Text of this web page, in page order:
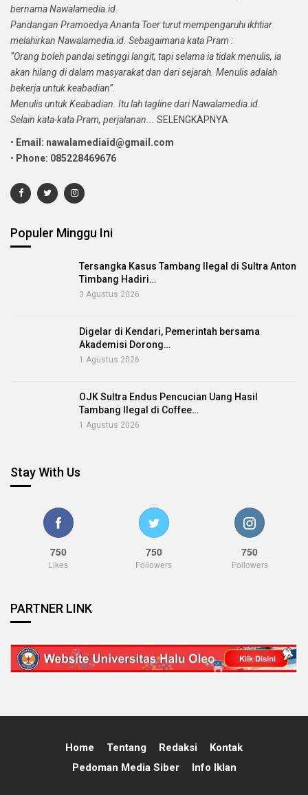
bernama Nawalamedia.id.
Pandangan Pramoedya Ananta Toer turut mempengaruhi ikhtiar
melahirkan Nawalamedia.id. Sebagaimana kata Pram :
“Orang boleh pandai setinggi langit, tapi selama ia tidak menulis, ia
akan hilang di dalam masyarakat dan dari sejarah. Menulis adalah
bekerja untuk keabadian”.
Menulis untuk Keabadian. Itu lah tagline dari Nawalamedia.id.
Selain kata-kata Pram, perjalanan... SELENGKAPNYA
• Email: nawalamediaid@gmail.com
• Phone: 085228469676
Populer Minggu Ini
Tersangka Kasus Tambang Ilegal di Sultra Anton
Timbang Hadiri…
3 Agustus 2026
Digelar di Kendari, Pemerintah bersama
Akademisi Dorong…
1 Agustus 2026
OJK Sultra Endus Pencucian Uang Hasil
Tambang Ilegal di Coffee…
1 Agustus 2026
Stay With Us
750
Likes
750
Followers
750
Followers
PARTNER LINK
Home Tentang Redaksi
Kontak
Pedoman Media Siber
Info Iklan